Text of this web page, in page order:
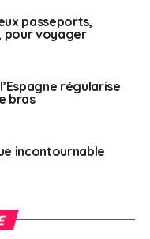
passeports,
pour voyager
régularise
bras
incontournable